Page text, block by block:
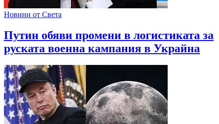
Новини от Света
Путин обяви промени в логистиката за
руската военна кампания в Украйна